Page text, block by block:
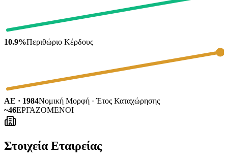
10.9%Περιθώριο Κέρδους
ΑΕ · 1984Νομική Μορφή · Έτος Καταχώρησης
~46ΕΡΓΑΖΟΜΕΝΟΙ
Στοιχεία Εταιρείας